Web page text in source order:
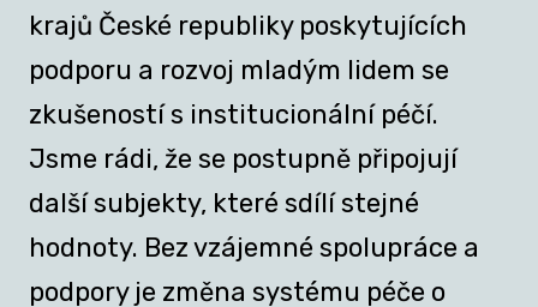
krajů České republiky poskytujících
podporu a rozvoj mladým lidem se
zkušeností s institucionální péčí.
Jsme rádi, že se postupně připojují
další subjekty, které sdílí stejné
hodnoty. Bez vzájemné spolupráce a
podpory je změna systému péče o